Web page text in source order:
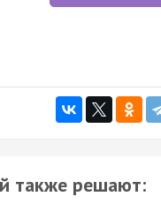
также решают: